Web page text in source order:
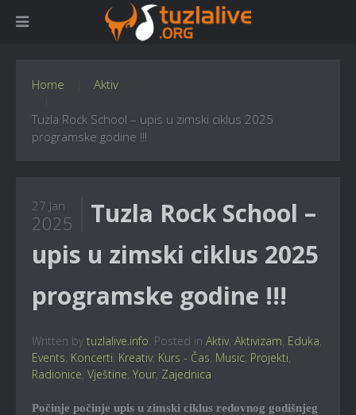
Home Aktiv
Tuzla Rock School – upis u zimski ciklus 2025
programske godine !!!
27 Jan
2025
Tuzla Rock School –
upis u zimski ciklus 2025
programske godine !!!
Written by tuzlalive.info. Posted in Aktiv, Aktivizam, Eduka,
Events, Koncerti, Kreativ, Kurs - Čas, Music, Projekti,
Radionice, Vještine, Your, Zajednica
Počinje počinje upis u zimski ciklus redovnog godišnjeg